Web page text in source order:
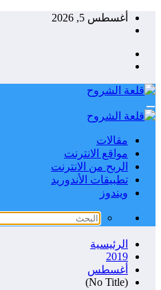
التجاوزأغسطس 5, 2026
مقالات
مواقع الانترنت
الربح من الانترنت
تطبيقات الأندوريد
ويندوز
الرئيسية
2019
أغسطس
(No Title)